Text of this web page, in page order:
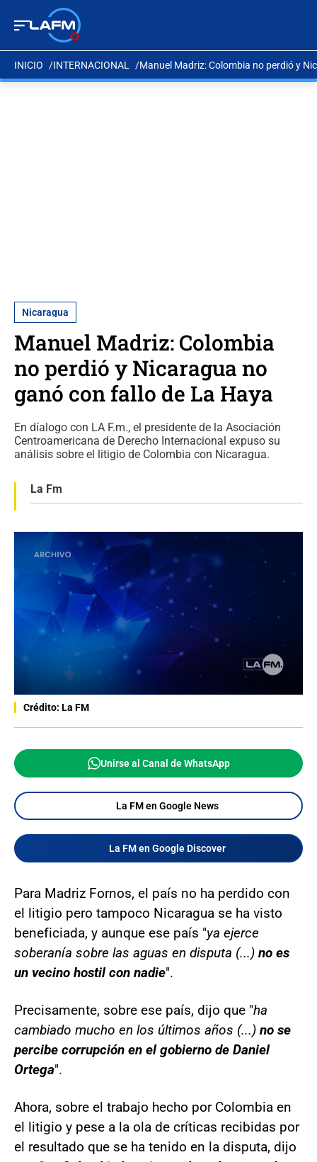
INICIO INTERNACIONAL Manuel Madriz: Colombia no perdió y
Nicaragua
Manuel Madriz: Colombia
no perdió y Nicaragua no
ganó con fallo de La Haya
En díalogo con LA F.m., el presidente de la Asociación
Centroamericana de Derecho Internacional expuso su
análisis sobre el litigio de Colombia con Nicaragua.
La Fm
Crédito: La FM
Unirse al Canal de WhatsApp
La FM en Google News
La FM en Google Discover
Para Madriz Fornos, el país no ha perdido con
el litigio pero tampoco Nicaragua se ha visto
beneficiada, y aunque ese país "ya ejerce
soberanía sobre las aguas en disputa (...) no es
un vecino hostil con nadie".
Precisamente, sobre ese país, dijo que "ha
cambiado mucho en los últimos años (...) no se
percibe corrupción en el gobierno de Daniel
Ortega".
Ahora, sobre el trabajo hecho por Colombia en
el litigio y pese a la ola de críticas recibidas por
el resultado que se ha tenido en la disputa, dijo